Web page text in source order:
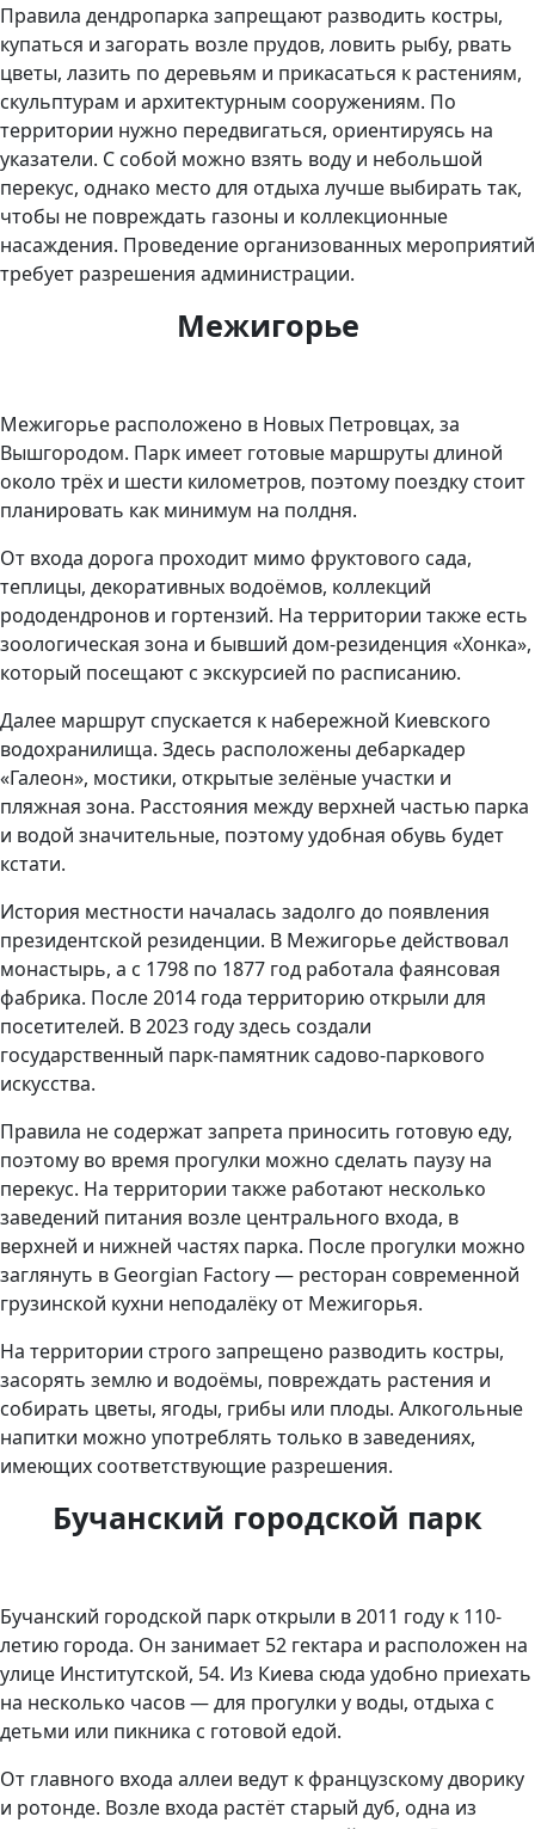
Правила дендропарка запрещают разводить костры,
купаться и загорать возле прудов, ловить рыбу, рвать
цветы, лазить по деревьям и прикасаться к растениям,
скульптурам и архитектурным сооружениям. По
территории нужно передвигаться, ориентируясь на
указатели. С собой можно взять воду и небольшой
перекус, однако место для отдыха лучше выбирать так,
чтобы не повреждать газоны и коллекционные
насаждения. Проведение организованных мероприятий
требует разрешения администрации.
Межигорье
Межигорье расположено в Новых Петровцах, за
Вышгородом. Парк имеет готовые маршруты длиной
около трёх и шести километров, поэтому поездку стоит
планировать как минимум на полдня.
От входа дорога проходит мимо фруктового сада,
теплицы, декоративных водоёмов, коллекций
рододендронов и гортензий. На территории также есть
зоологическая зона и бывший дом-резиденция «Хонка»,
который посещают с экскурсией по расписанию.
Далее маршрут спускается к набережной Киевского
водохранилища. Здесь расположены дебаркадер
«Галеон», мостики, открытые зелёные участки и
пляжная зона. Расстояния между верхней частью парка
и водой значительные, поэтому удобная обувь будет
кстати.
История местности началась задолго до появления
президентской резиденции. В Межигорье действовал
монастырь, а с 1798 по 1877 год работала фаянсовая
фабрика. После 2014 года территорию открыли для
посетителей. В 2023 году здесь создали
государственный парк-памятник садово-паркового
искусства.
Правила не содержат запрета приносить готовую еду,
поэтому во время прогулки можно сделать паузу на
перекус. На территории также работают несколько
заведений питания возле центрального входа, в
верхней и нижней частях парка. После прогулки можно
заглянуть в Georgian Factory — ресторан современной
грузинской кухни неподалёку от Межигорья.
На территории строго запрещено разводить костры,
засорять землю и водоёмы, повреждать растения и
собирать цветы, ягоды, грибы или плоды. Алкогольные
напитки можно употреблять только в заведениях,
имеющих соответствующие разрешения.
Бучанский городской парк
Бучанский городской парк открыли в 2011 году к 110-
летию города. Он занимает 52 гектара и расположен на
улице Институтской, 54. Из Киева сюда удобно приехать
на несколько часов — для прогулки у воды, отдыха с
детьми или пикника с готовой едой.
От главного входа аллеи ведут к французскому дворику
и ротонде. Возле входа растёт старый дуб, одна из